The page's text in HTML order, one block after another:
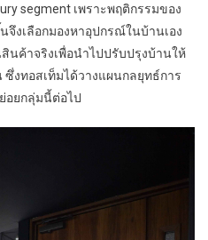
segment เพราะพฤติกรรมของ
งเลือกมองหาอุปกรณ์ในบ้านเอง
นค้าจริงเพื่อนำไปปรับปรุงบ้านให้
งทอสเท็มได้วางแผนกลยุทธ์การ
อยกลุ่มนี้ต่อไป